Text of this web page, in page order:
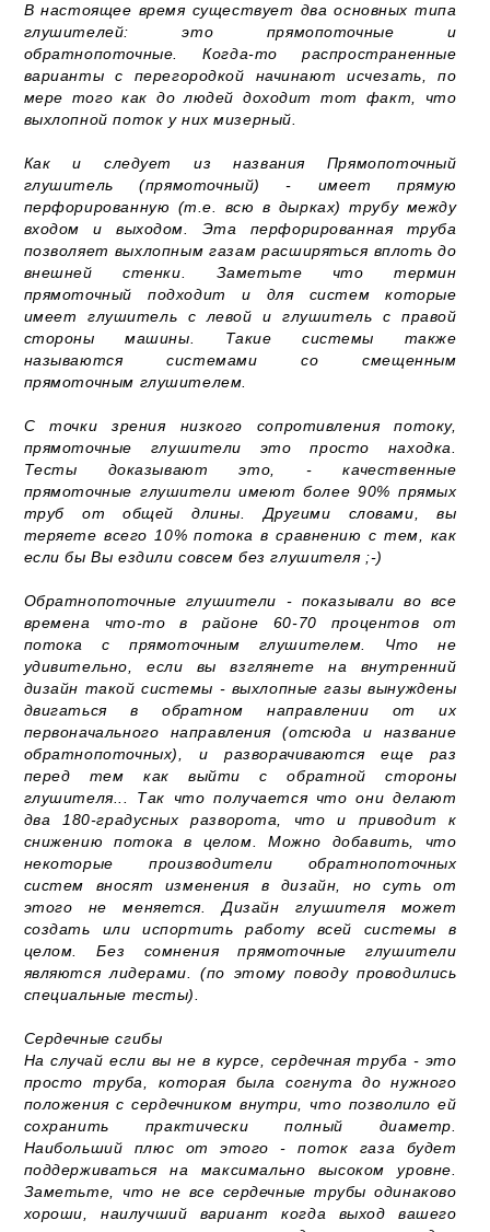
В настоящее время существует два основных типа
глушителей: это прямопоточные и
обратнопоточные. Когда-то распространенные
варианты с перегородкой начинают исчезать, по
мере того как до людей доходит тот факт, что
выхлопной поток у них мизерный.
Как и следует из названия Прямопоточный
глушитель (прямоточный) - имеет прямую
перфорированную (т.е. всю в дырках) трубу между
входом и выходом. Эта перфорированная труба
позволяет выхлопным газам расширяться вплоть до
внешней стенки. Заметьте что термин
прямоточный подходит и для систем которые
имеет глушитель с левой и глушитель с правой
стороны машины. Такие системы также
называются системами со смещенным
прямоточным глушителем.
С точки зрения низкого сопротивления потоку,
прямоточные глушители это просто находка.
Тесты доказывают это, - качественные
прямоточные глушители имеют более 90% прямых
труб от общей длины. Другими словами, вы
теряете всего 10% потока в сравнению с тем, как
если бы Вы ездили совсем без глушителя ;-)
Обратнопоточные глушители - показывали во все
времена что-то в районе 60-70 процентов от
потока с прямоточным глушителем. Что не
удивительно, если вы взглянете на внутренний
дизайн такой системы - выхлопные газы вынуждены
двигаться в обратном направлении от их
первоначального направления (отсюда и название
обратнопоточных), и разворачиваются еще раз
перед тем как выйти с обратной стороны
глушителя... Так что получается что они делают
два 180-градусных разворота, что и приводит к
снижению потока в целом. Можно добавить, что
некоторые производители обратнопоточных
систем вносят изменения в дизайн, но суть от
этого не меняется. Дизайн глушителя может
создать или испортить работу всей системы в
целом. Без сомнения прямоточные глушители
являются лидерами. (по этому поводу проводились
специальные тесты).
Сердечные сгибы
На случай если вы не в курсе, сердечная труба - это
просто труба, которая была согнута до нужного
положения с сердечником внутри, что позволило ей
сохранить практически полный диаметр.
Наибольший плюс от этого - поток газа будет
поддерживаться на максимально высоком уровне.
Заметьте, что не все сердечные трубы одинаково
хороши, наилучший вариант когда выход вашего